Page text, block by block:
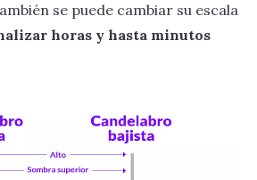
se puede cambiar su escala
horas y hasta minutos